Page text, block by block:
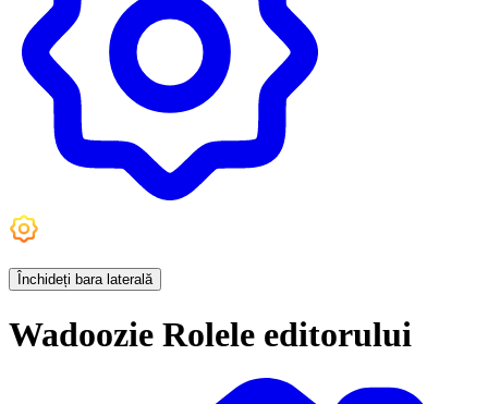
Închideți bara laterală
Wadoozie Rolele editorului